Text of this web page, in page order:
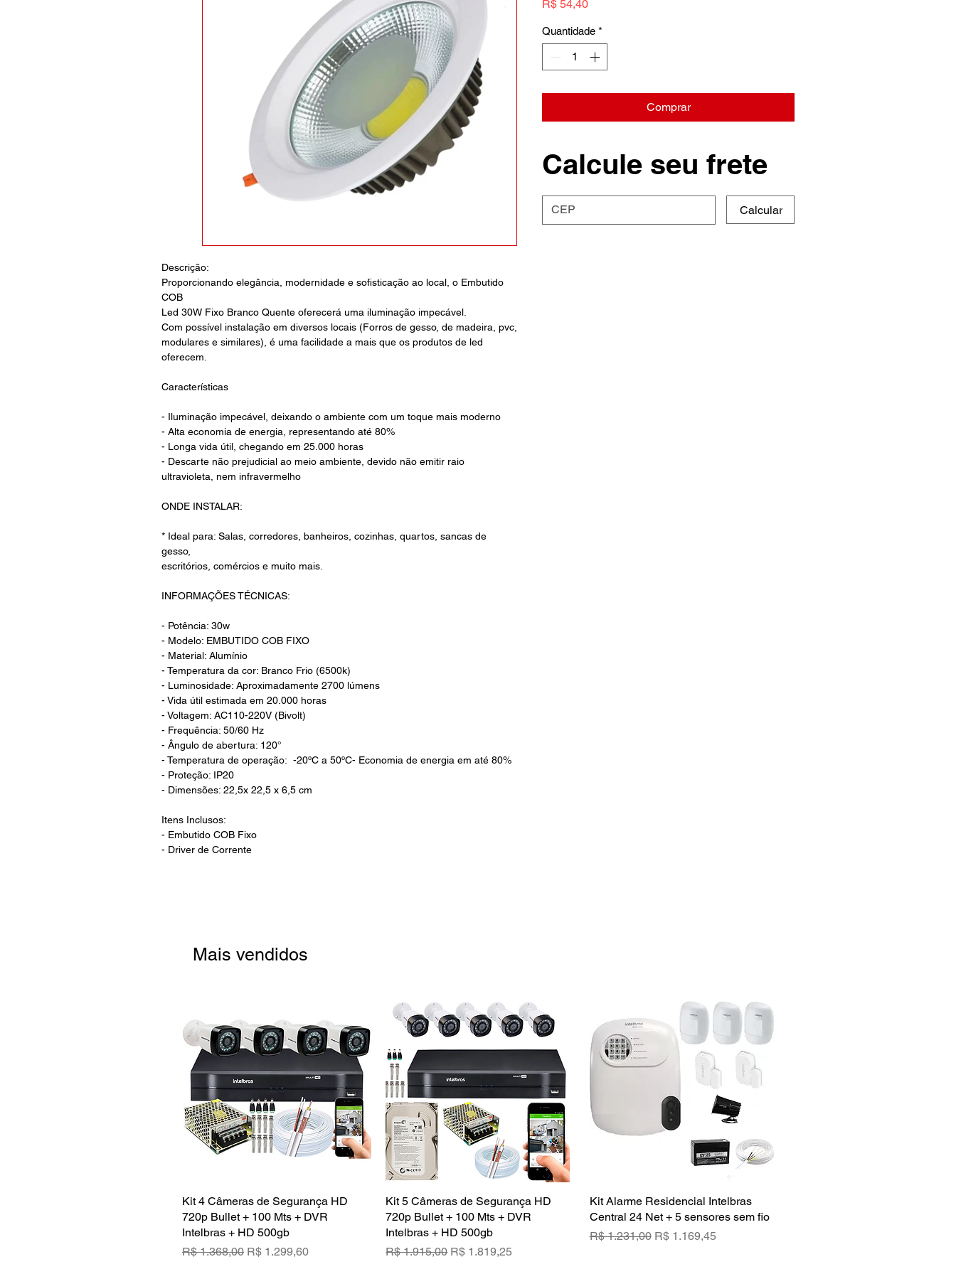
Descrição:
Proporcionando elegância, modernidade e sofisticação ao local, o Embutido
COB
Led 30W Fixo Branco Quente oferecerá uma iluminação impecável.
Com possível instalação em diversos locais (Forros de gesso, de madeira, pvc,
modulares e similares), é uma facilidade a mais que os produtos de led
oferecem.
Características
- Iluminação impecável, deixando o ambiente com um toque mais moderno
- Alta economia de energia, representando até 80%
- Longa vida útil, chegando em 25.000 horas
- Descarte não prejudicial ao meio ambiente, devido não emitir raio
ultravioleta, nem infravermelho
ONDE INSTALAR:
* Ideal para: Salas, corredores, banheiros, cozinhas, quartos, sancas de
gesso,
escritórios, comércios e muito mais.
INFORMAÇÕES TÉCNICAS:
- Potência: 30w
- Modelo: EMBUTIDO COB FIXO
- Material: Alumínio
- Temperatura da cor: Branco Frio (6500k)
- Luminosidade: Aproximadamente 2700 lúmens
- Vida útil estimada em 20.000 horas
- Voltagem: AC110-220V (Bivolt)
- Frequência: 50/60 Hz
- Ângulo de abertura: 120°
- Temperatura de operação: -20ºC a 50ºC- Economia de energia em até 80%
- Proteção: IP20
- Dimensões: 22,5x 22,5 x 6,5 cm
Itens Inclusos:
- Embutido COB Fixo
- Driver de Corrente
R$ 54,40Preço
Quantidade *
Comprar
Calcule seu frete
Calcular
Mais vendidos
Visualização rápida
Kit 4 Câmeras de Segurança HD
720p Bullet + 100 Mts + DVR
Intelbras + HD 500gb
Preço normal
R$ 1.368,00 Preço promocional
R$ 1.299,60
Visualização rápida
Kit 5 Câmeras de Segurança HD
720p Bullet + 100 Mts + DVR
Intelbras + HD 500gb
Preço normal
R$ 1.915,00 Preço promocional
R$ 1.819,25
Visualização rápida
Kit Alarme Residencial Intelbras
Central 24 Net + 5 sensores sem fio
Preço normal
R$ 1.231,00 Preço promocional
R$ 1.169,45